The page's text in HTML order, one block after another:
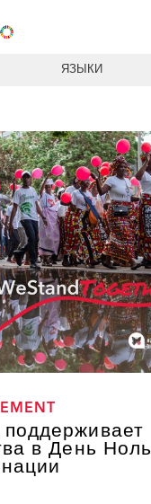
ЯЗЫКИ
в День Ноль